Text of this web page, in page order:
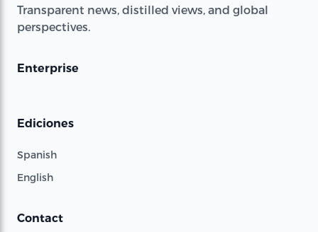
Transparent news, distilled views, and global
perspectives.
Enterprise
Ediciones
Spanish
English
Contact